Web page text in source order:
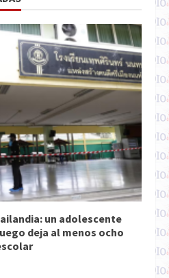
un adolescente
deja al menos ocho